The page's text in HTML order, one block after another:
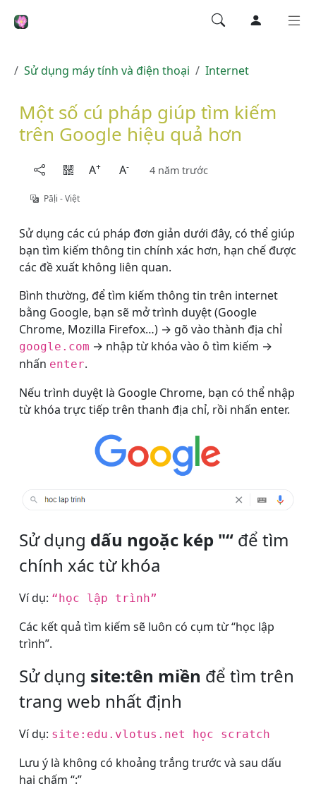
Sử dụng máy tính và điện thoại Internet
Một số cú pháp giúp tìm kiếm
trên Google hiệu quả hơn
A+ A- 4 năm trước
Pāḷi - Việt
Sử dụng các cú pháp đơn giản dưới đây, có thể giúp
bạn tìm kiếm thông tin chính xác hơn, hạn chế được
các đề xuất không liên quan.
Bình thường, để tìm kiếm thông tin trên internet
bằng Google, bạn sẽ mở trình duyệt (Google
Chrome, Mozilla Firefox…) → gõ vào thành địa chỉ
google.com → nhập từ khóa vào ô tìm kiếm →
nhấn enter.
Nếu trình duyệt là Google Chrome, bạn có thể nhập
từ khóa trực tiếp trên thanh địa chỉ, rồi nhấn enter.
Sử dụng dấu ngoặc kép "“ để tìm
chính xác từ khóa
Ví dụ: “học lập trình”
Các kết quả tìm kiếm sẽ luôn có cụm từ “học lập
trình”.
Sử dụng site:tên miền để tìm trên
trang web nhất định
Ví dụ: site:edu.vlotus.net học scratch
Lưu ý là không có khoảng trắng trước và sau dấu
hai chấm “:”